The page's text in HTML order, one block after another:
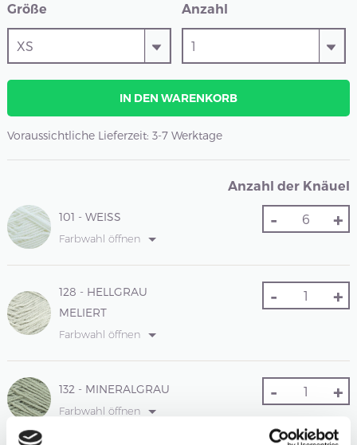
Größe Anzahl
IN DEN WARENKORB
Voraussichtliche Lieferzeit: 3-7 Werktage
Anzahl der Knäuel
101 - WEISS
Farbwahl öffnen
- +
128 - HELLGRAU
MELIERT
Farbwahl öffnen
- +
132 - MINERALGRAU
Farbwahl öffnen
- +